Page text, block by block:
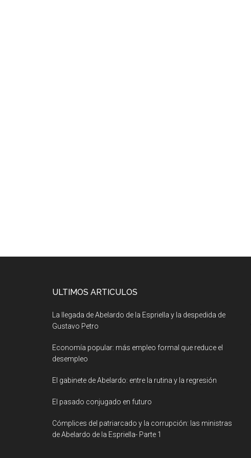
ULTIMOS ARTICULOS
La llegada de Abelardo de la Espriella y la despedida de
Gustavo Petro
Economía popular: más empleo formal que reduce el
desempleo
El gabinete de Abelardo: entre la rutina y la regresión
El pasado conjugado en futuro
Cómplices del patriarcado y la corrupción: las ministras
de Abelardo de la Espriella- Parte 1